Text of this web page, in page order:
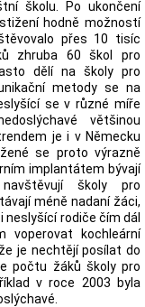
školu. Po ukončení
hodně možností
přes 10 tisíc
zhruba 60 škol pro
dělí na školy pro
metody se na
se v různé míře
většinou
je i v Německu
se proto výrazně
implantátem bývají
školy pro
méně nadaní žáci,
neslyšící rodiče čím dál
voperovat kochleární
je nechtějí posílat do
počtu žáků školy pro
v roce 2003 byla